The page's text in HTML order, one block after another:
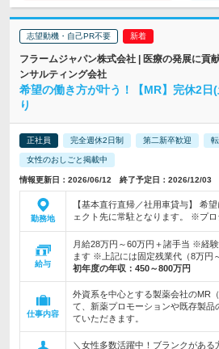
志望動機・自己PR不要
フラームジャパン株式会社 | 医療の発展に貢
ンサルティング会社
希望の働き方が叶う！【MR】完休2日
り
正社員 完全週休2日制 第二新卒歓迎
女性のおしごと掲載中
情報更新日：2026/06/12 終了予定日：2026/12/03
勤務地
【基本直行直帰／社用車貸与】 希
ェクト先に常駐となります。 ※プロ
給与
月給28万円～60万円＋諸手当 ※経
ます ※上記には固定残業代（8万円
初年度の年収： 450～800万円
仕事内容
外資系を中心とする製薬会社のMR
て、新薬プロモーションや既存製品
ていただきます。
＼女性多数活躍中！ブランクがあ